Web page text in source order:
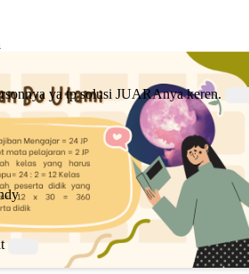
ya tp solusi JUARAnya keren.